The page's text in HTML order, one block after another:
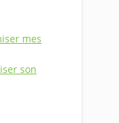
mes
son